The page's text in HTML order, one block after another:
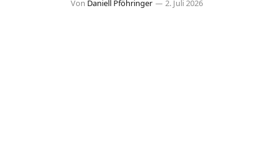
Von Daniell Pföhringer 2. Juli 2026